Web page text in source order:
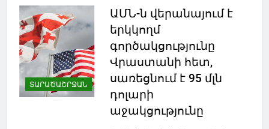
ՏԱՐԱԾԱՇՐՋԱՆ
ԱՄՆ-ն վերանայում է
երկկողմ
գործակցությունը
Վրաստանի հետ,
սառեցնում է 95 մլն
դոլարի
աջակցությունը